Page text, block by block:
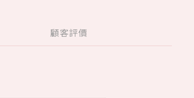
顧客評價